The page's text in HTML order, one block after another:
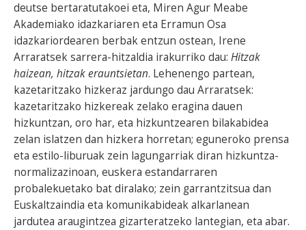
deutse bertaratutakoei eta, Miren Agur Meabe
Akademiako idazkariaren eta Erramun Osa
idazkariordearen berbak entzun ostean, Irene
Arraratsek sarrera-hitzaldia irakurriko dau: Hitzak
haizean, hitzak erauntsietan. Lehenengo partean,
kazetaritzako hizkeraz jardungo dau Arraratsek:
kazetaritzako hizkereak zelako eragina dauen
hizkuntzan, oro har, eta hizkuntzearen bilakabidea
zelan islatzen dan hizkera horretan; eguneroko prensa
eta estilo-liburuak zein lagungarriak diran hizkuntza-
normalizazinoan, euskera estandarraren
probalekuetako bat diralako; zein garrantzitsua dan
Euskaltzaindia eta komunikabideak alkarlanean
jardutea araugintzea gizarteratzeko lantegian, eta abar.